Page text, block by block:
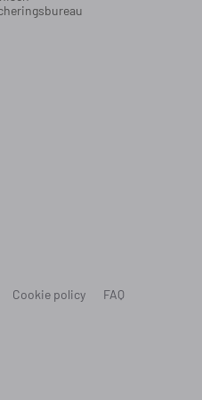
Cookie policy FAQ